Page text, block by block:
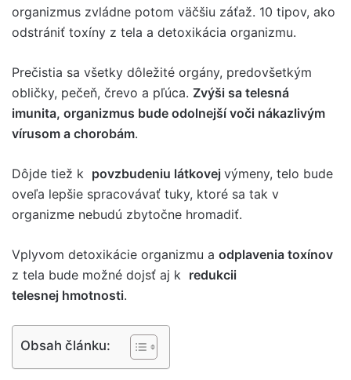
organizmus zvládne potom väčšiu záťaž. 10 tipov, ako
odstrániť toxíny z tela a detoxikácia organizmu.
Prečistia sa všetky dôležité orgány, predovšetkým
obličky, pečeň, črevo a pľúca. Zvýši sa telesná
imunita, organizmus bude odolnejší voči nákazlivým
vírusom a chorobám.
Dôjde tiež k povzbudeniu látkovej výmeny, telo bude
oveľa lepšie spracovávať tuky, ktoré sa tak v
organizme nebudú zbytočne hromadiť.
Vplyvom detoxikácie organizmu a odplavenia toxínov
z tela bude možné dojsť aj k redukcii
telesnej hmotnosti.
Obsah článku: